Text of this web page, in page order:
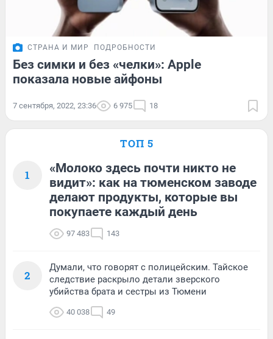
СТРАНА И МИР ПОДРОБНОСТИ
Без симки и без «челки»: Apple
показала новые айфоны
7 сентября, 2022, 23:36 6 975 18
ТОП 5
1
«Молоко здесь почти никто не
видит»: как на тюменском заводе
делают продукты, которые вы
покупаете каждый день
97 483 143
2
Думали, что говорят с полицейским. Тайское
следствие раскрыло детали зверского
убийства брата и сестры из Тюмени
40 038 49